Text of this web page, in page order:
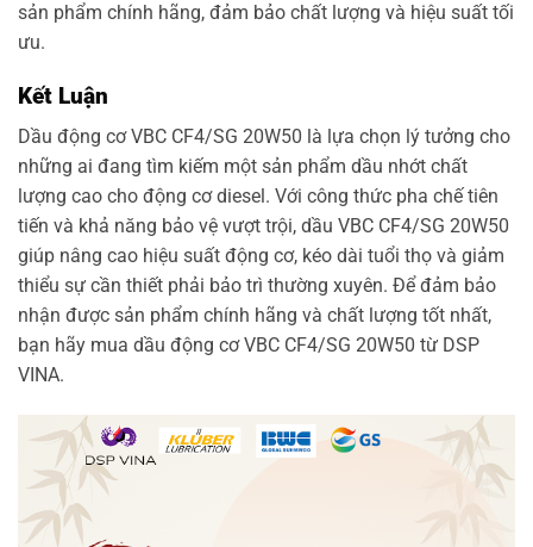
sản phẩm chính hãng, đảm bảo chất lượng và hiệu suất tối
ưu.
Kết Luận
Dầu động cơ VBC CF4/SG 20W50 là lựa chọn lý tưởng cho
những ai đang tìm kiếm một sản phẩm dầu nhớt chất
lượng cao cho động cơ diesel. Với công thức pha chế tiên
tiến và khả năng bảo vệ vượt trội, dầu VBC CF4/SG 20W50
giúp nâng cao hiệu suất động cơ, kéo dài tuổi thọ và giảm
thiểu sự cần thiết phải bảo trì thường xuyên. Để đảm bảo
nhận được sản phẩm chính hãng và chất lượng tốt nhất,
bạn hãy mua dầu động cơ VBC CF4/SG 20W50 từ DSP
VINA.